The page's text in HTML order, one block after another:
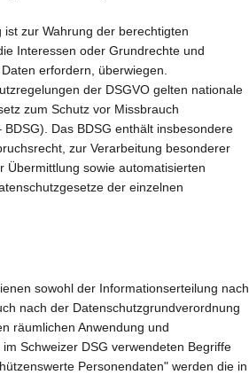
ist zur Wahrung der berechtigten
Interessen oder Grundrechte und
erfordern, überwiegen.
der DSGVO gelten nationale
zum Schutz vor Missbrauch
Das BDSG enthält insbesondere
zur Verarbeitung besonderer
Übermittlung sowie automatisierten
der einzelnen
sowohl der Informationserteilung nach
nach der Datenschutzgrundverordnung
räumlichen Anwendung und
Schweizer DSG verwendeten Begriffe
Personendaten" werden die in